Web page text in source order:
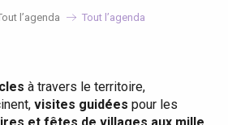
l’agenda Tout l’agenda
à travers le territoire,
visites guidées pour les